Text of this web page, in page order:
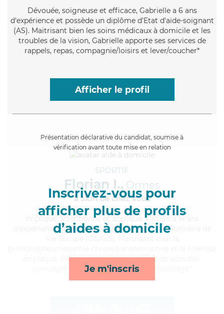
Dévouée, soigneuse et efficace, Gabrielle a 6 ans
d'expérience et possède un diplôme d'Etat d'aide-soignant
(AS). Maitrisant bien les soins médicaux à domicile et les
troubles de la vision, Gabrielle apporte ses services de
rappels, repas, compagnie/loisirs et lever/coucher*
Afficher le profil
Présentation déclarative du candidat, soumise à
vérification avant toute mise en relation
Inscrivez-vous pour
afficher plus de profils
d’aides à domicile
Je m'inscris
SPORTIF
Florian I., Ormes
à 5km de chez Vous
, attentionné et appliqué, Florian a 14 ans
d'expérience et possède un diplôme d'État d'Auxiliaire de
en plaque, Florian apporte ses services de activités,
compagnie/loisirs, repas et toilette/habillage*